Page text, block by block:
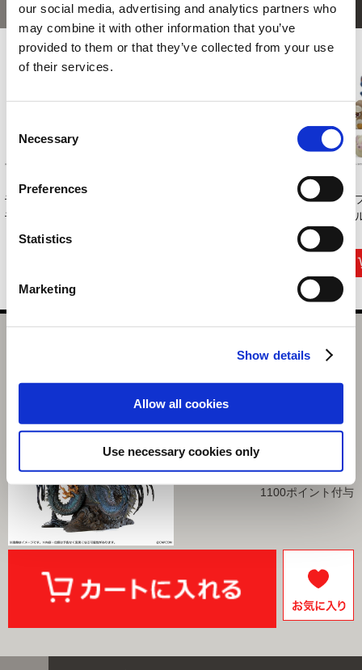
our social media, advertising and analytics partners who
may combine it with other information that you’ve
provided to them or that they’ve collected from your use
of their services.
Selection
Necessary
Preferences
Statistics
Marketing
Show details
Allow all cookies
Use necessary cookies only
あなたにおすすめの商品
モンスターハンター
モンでふぉ ぬいぐ...
3,850円
モンスターハンター
3,300円 (税込)
22,000円
1100ポイント付与